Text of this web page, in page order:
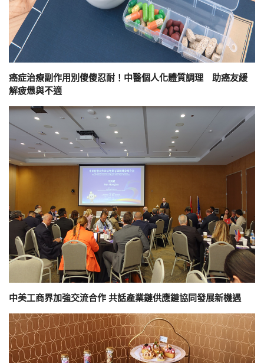
癌症治療副作用別傻傻忍耐！中醫個人化體質調理 助癌友緩
解疲憊與不適
中美工商界加強交流合作 共話產業鏈供應鏈協同發展新機遇